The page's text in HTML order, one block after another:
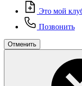
Это мой
Позвонить
Отменить